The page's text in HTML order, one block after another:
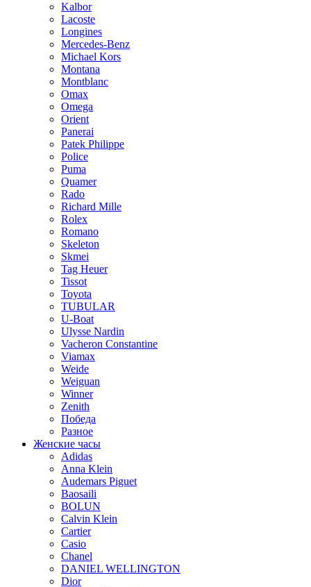
Kalbor
Lacoste
Longines
Mercedes-Benz
Michael Kors
Montana
Montblanc
Omax
Omega
Orient
Panerai
Patek Philippe
Police
Puma
Quamer
Rado
Richard Mille
Rolex
Romano
Skeleton
Skmei
Tag Heuer
Tissot
Toyota
TUBULAR
U-Boat
Ulysse Nardin
Vacheron Constantine
Viamax
Weide
Weiguan
Winner
Zenith
Победа
Разное
Женские часы
Adidas
Anna Klein
Audemars Piguet
Baosaili
BOLUN
Calvin Klein
Cartier
Casio
Chanel
DANIEL WELLINGTON
Dior